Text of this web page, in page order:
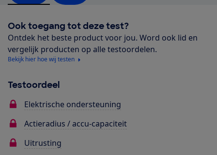
Ook toegang tot deze test?
Ontdek het beste product voor jou. Word ook lid en
vergelijk producten op alle testoordelen.
Bekijk hier hoe wij testen
Testoordeel
Elektrische ondersteuning
Actieradius / accu-capaciteit
Uitrusting